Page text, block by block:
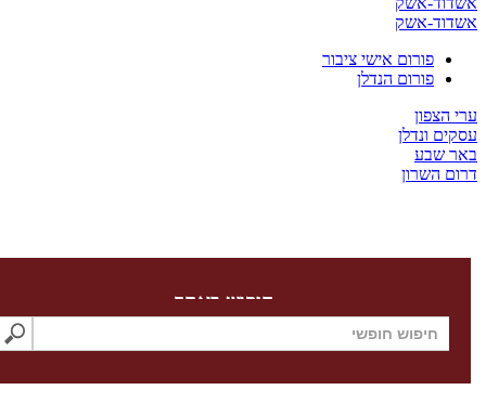
אשק
פורום אישי ציבור
פורום הנדלן
ונדלן
חיפוש באתר